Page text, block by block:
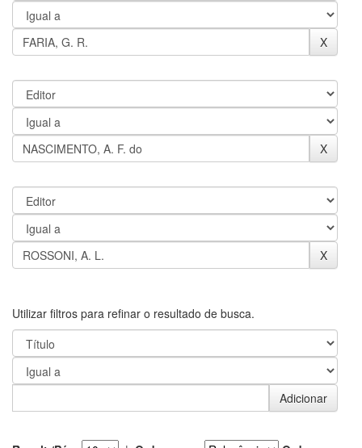
Utilizar filtros para refinar o resultado de busca.